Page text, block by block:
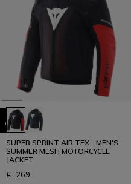
SUPER SPRINT AIR TEX - MEN'S
SUMMER MESH MOTORCYCLE
JACKET
€ 269